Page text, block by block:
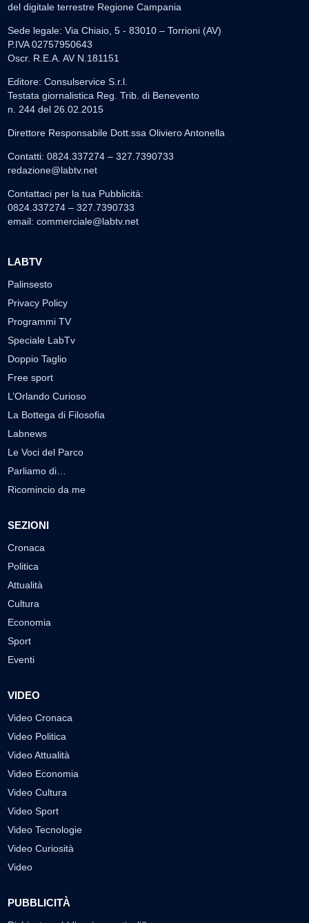
del digitale terrestre Regione Campania
Sede legale: Via Chiaio, 5 - 83010 – Torrioni (AV)
P.IVA 02757950643
Oscr. R.E.A. AV N.181151
Editore: Consulservice S.r.l.
Testata giornalistica Reg. Trib. di Benevento
n. 244 del 26.02.2015
Direttore Responsabile Dott.ssa Oliviero Antonella
Contatti: 0824.337274 – 327.7390733
redazione@labtv.net
Contattaci per la tua Pubblicità:
0824.337274 – 327.7390733
email: commerciale@labtv.net
LABTV
Palinsesto
Privacy Policy
Programmi TV
Speciale LabTv
Doppio Taglio
Free sport
L’Orlando Curioso
La Bottega di Filosofia
Labnews
Le Voci del Parco
Parliamo di…
Ricomincio da me
SEZIONI
Cronaca
Politica
Attualità
Cultura
Economia
Sport
Eventi
VIDEO
Video Cronaca
Video Politica
Video Attualità
Video Economia
Video Cultura
Video Sport
Video Tecnologie
Video Curiosità
Video
PUBBLICITÀ